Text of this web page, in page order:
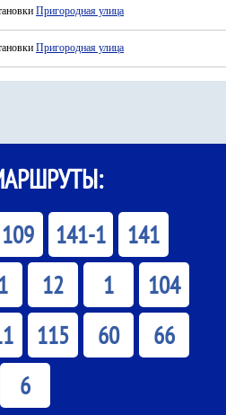
Пригородная улица
Пригородная улица
109 141-1
141
12 1
104
115 60
66
6